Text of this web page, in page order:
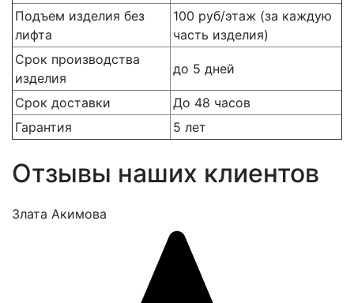
Подъем изделия без
лифта
100 руб/этаж (за каждую
часть изделия)
Срок производства
изделия
до 5 дней
Срок доставки
До 48 часов
Гарантия
5 лет
Отзывы наших клиентов
Злата Акимова